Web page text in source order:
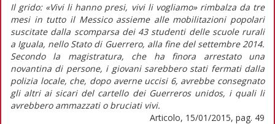
Il grido: «Vivi li hanno presi, vivi li vogliamo» rimbalza da tre
mesi in tutto il Messico assieme alle mobilitazioni popolari
suscitate dalla scomparsa dei 43 studenti delle scuole rurali
a Iguala, nello Stato di Guerrero, alla fine del settembre 2014.
Secondo la magistratura, che ha finora arrestato una
novantina di persone, i giovani sarebbero stati fermati dalla
polizia locale, che, dopo averne uccisi 6, avrebbe consegnato
gli altri ai sicari del cartello dei Guerreros unidos, i quali li
avrebbero ammazzati o bruciati vivi.
Articolo, 15/01/2015, pag. 49